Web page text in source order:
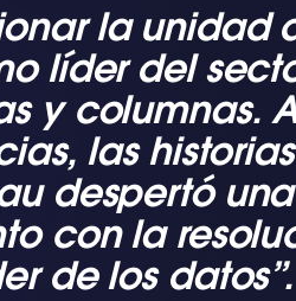
la unidad
líder del
y columnas.
las
despertó
con la
de los datos”.